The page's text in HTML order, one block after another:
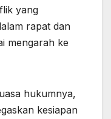
yang
rapat dan
mengarah ke
hukumnya,
kesiapan